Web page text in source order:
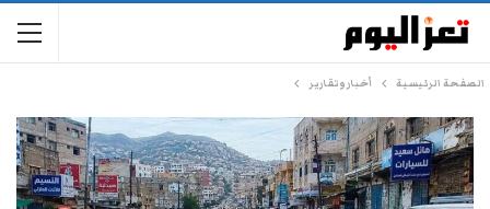
الصفحة الرئيسية أخبار وتقارير